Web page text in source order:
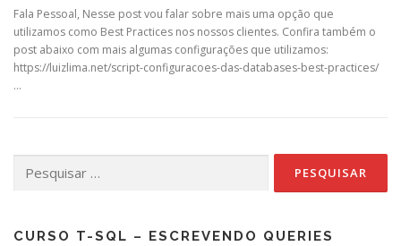
Fala Pessoal, Nesse post vou falar sobre mais uma opção que
utilizamos como Best Practices nos nossos clientes. Confira também o
post abaixo com mais algumas configurações que utilizamos:
https://luizlima.net/script-configuracoes-das-databases-best-practices/
…
por:
CURSO T-SQL – ESCREVENDO QUERIES